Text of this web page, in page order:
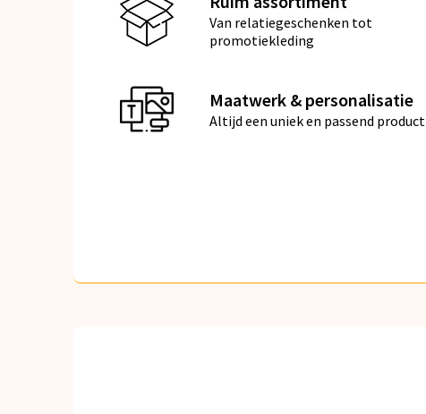
Van relatiegeschenken tot
promotiekleding
Maatwerk & personalisatie
Altijd een uniek en passend product